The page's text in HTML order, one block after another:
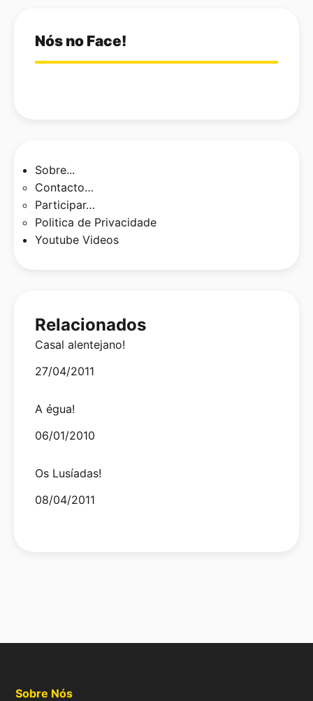
Nós no Face!
Sobre...
Contacto…
Participar…
Politica de Privacidade
Youtube Videos
Relacionados
Casal alentejano!
Date
27/04/2011
A égua!
Date
06/01/2010
Os Lusíadas!
Date
08/04/2011
Sobre Nós